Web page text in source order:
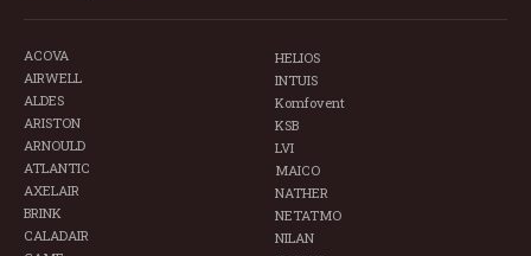
ACOVA
AIRWELL
ALDES
ARISTON
ARNOULD
ATLANTIC
AXELAIR
BRINK
CALADAIR
HELIOS
INTUIS
Komfovent
KSB
LVI
MAICO
NATHER
NETATMO
NILAN